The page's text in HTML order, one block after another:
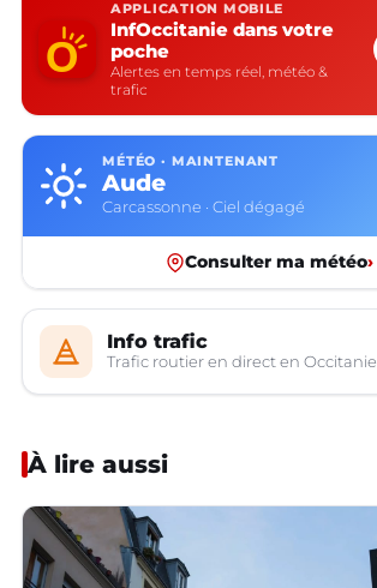
APPLICATION MOBILE
InfOccitanie dans votre
poche
Alertes en temps réel, météo &
trafic
MÉTÉO · MAINTENANT
Aude
Carcassonne · Ciel dégagé
Consulter ma météo›
Info trafic
Trafic routier en direct en Occitanie
À lire aussi